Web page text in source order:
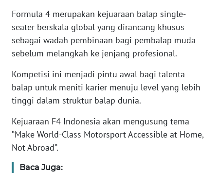
Formula 4 merupakan kejuaraan balap single-
seater berskala global yang dirancang khusus
sebagai wadah pembinaan bagi pembalap muda
sebelum melangkah ke jenjang profesional.
Kompetisi ini menjadi pintu awal bagi talenta
balap untuk meniti karier menuju level yang lebih
tinggi dalam struktur balap dunia.
Kejuaraan F4 Indonesia akan mengusung tema
“Make World-Class Motorsport Accessible at Home,
Not Abroad”.
Baca Juga:
PEDOMAN
MEDIA
SIBER
KARIR
DISCLAIMER
Wahana
News
Regional